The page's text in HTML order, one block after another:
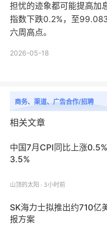
担忧的迹象都可能提高加
指数下跌0.2%，至
六周高点。
2026-05-18
商务、渠道、广告合作/招聘
相关文章
中国7月CPI同比上涨
3.5%
山顶的太阳 · 3小时前
SK海力士拟推出约710亿
报方案